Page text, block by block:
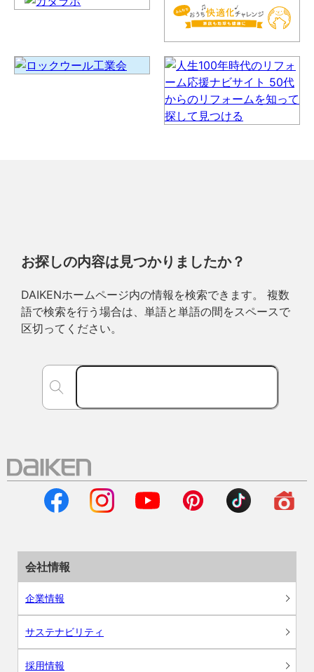
お探しの内容は見つかりましたか？
DAIKENホームページ内の情報を検索できます。 複数
語で検索を行う場合は、単語と単語の間をスペースで
区切ってください。
会社情報
企業情報
サステナビリティ
採用情報